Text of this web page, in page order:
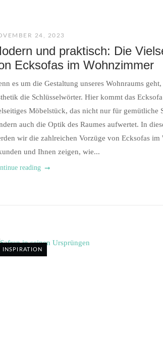
24, 2023
und praktisch: Die
Ecksofas im Wohnzimmer
es um die Gestaltung unseres Wohnraums
die Schlüsselwörter. Hier kommt das
Möbelstück, das nicht nur für gemütliche
auch die Optik des Raumes aufwertet. In
wir die zahlreichen Vorzüge von Ecksofas im
und Ihnen zeigen, wie...
reading
INSPIRATION